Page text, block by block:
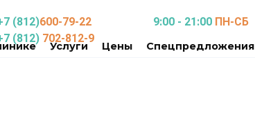
(812)600-79-22
(812) 702-812-9
9:00 - 21:00 ПН-СБ
Услуги Цены Спецпредложения